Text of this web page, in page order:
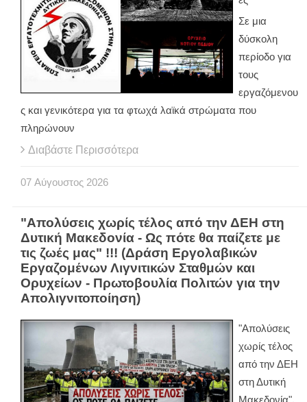
Σε μια
δύσκολη
περίοδο για
τους
εργαζόμενου
ς και γενικότερα για τα φτωχά λαϊκά στρώματα που
πληρώνουν
Διαβάστε Περισσότερα
07 Αύγουστος 2026
"Απολύσεις χωρίς τέλος από την ΔΕΗ στη
Δυτική Μακεδονία - Ως πότε θα παίζετε με
τις ζωές μας" !!! (Δράση Εργολαβικών
Εργαζομένων Λιγνιτικών Σταθμών και
Ορυχείων - Πρωτοβουλία Πολιτών για την
Απολιγνιτοποίηση)
"Απολύσεις
χωρίς τέλος
από την ΔΕΗ
στη Δυτική
Μακεδονία".